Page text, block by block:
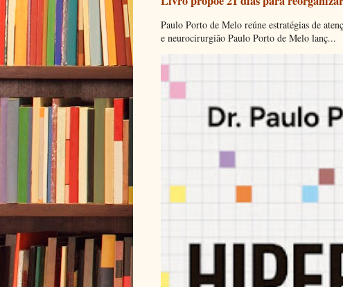
Paulo Porto de Melo reúne estratégias de
e neurocirurgião Paulo Porto de Melo lanç...